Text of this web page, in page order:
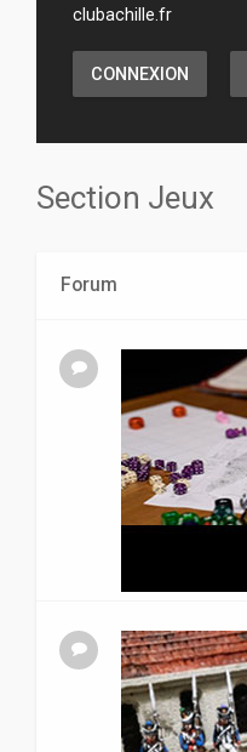
clubachille.fr
CONNEXION
Section Jeux
Forum